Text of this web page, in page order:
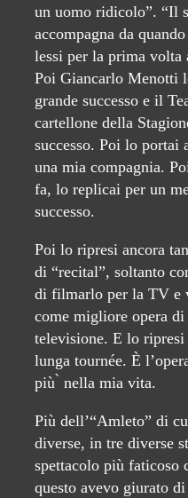
un uomo ridicolo”. “Il
accompagna da
lessi per la prima
Poi Giancarlo Menotti
grande successo e il
cartellone della
successo. Poi lo portai
una mia compagnia.
fa, lo replicai per un
successo.
Poi lo ripresi ancora
di “recital”, soltanto
di filmarlo per la TV e
come migliore opera
televisione. E lo ripresi
lunga tournée. È
più ̀ nella mia vita.
Più dell’“Amleto” di
diverse, in tre diverse
spettacolo più faticoso
questo avevo giurato